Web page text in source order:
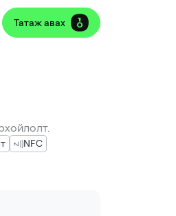
Татаж авах
NFC